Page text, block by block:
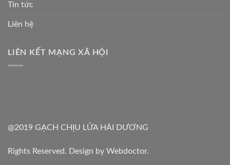
Tin tức
Liên hệ
LIÊN KẾT MẠNG XÃ HỘI
@2019 GẠCH CHỊU LỬA HẢI DƯƠNG
Rights Reserved. Design by Webdoctor.